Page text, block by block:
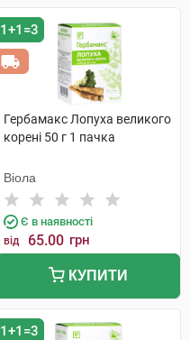
1+1=3
Гербамакс Лопуха великого
корені 50 г 1 пачка
Віола
Є в наявності
від 65.00 грн
КУПИТИ
1+1=3